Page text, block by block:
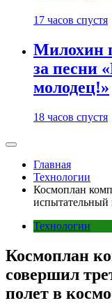
17 часов спустя
Милохин
за песни
молодец!»
18 часов спустя
Главная
Технологии
Космоплан
Технологии
Космоплан
совершил
полет в